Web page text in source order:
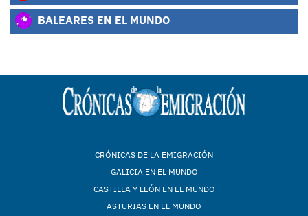
BALEARES EN EL MUNDO
CRÓNICAS DE LA EMIGRACIÓN
GALICIA EN EL MUNDO
CASTILLA Y LEÓN EN EL MUNDO
ASTURIAS EN EL MUNDO